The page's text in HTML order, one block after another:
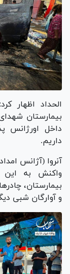
الحداد اظهار
داخل اورژانس
داریم.
آنروا (آژانس
واکنش به این
بیمارستان،
و آوارگان شبی